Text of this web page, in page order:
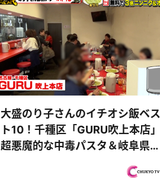
大盛のり子さんのイチオシ飯ベス
ト10！千種区「GURU吹上本店」
超悪魔的な中毒パスタ＆岐阜県岐